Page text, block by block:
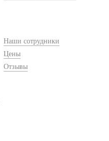
Наши сотрудники
Цены
Отзывы